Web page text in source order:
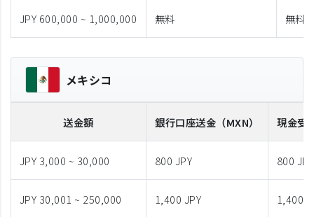
JPY 600,000 ~ 1,000,000 無料 無料
メキシコ
送金額 銀行口座送金 （MXN） 現金受
JPY 3,000 ~ 30,000 800 JPY 800 JPY
JPY 30,001 ~ 250,000 1,400 JPY 1,400